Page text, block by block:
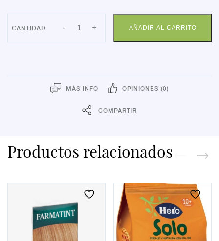
- INCOPACK
ELAS
NOCH80UDS
+ AÑADIR AL CARRITO
MÁS INFO OPINIONES (0)
COMPARTIR
Productos relacionados